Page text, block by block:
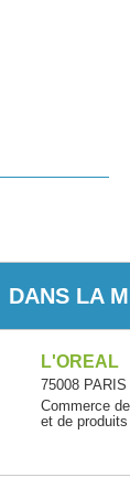
DANS LA
L'OREAL
75008
Commerce
et de